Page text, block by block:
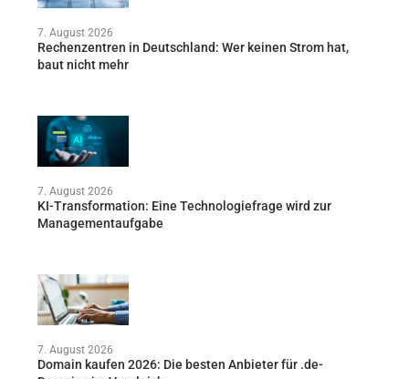
7. August 2026
Rechenzentren in Deutschland: Wer keinen Strom hat,
baut nicht mehr
7. August 2026
KI-Transformation: Eine Technologiefrage wird zur
Managementaufgabe
7. August 2026
Domain kaufen 2026: Die besten Anbieter für .de-